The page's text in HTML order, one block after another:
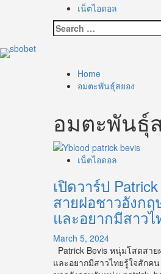
เน็ตไอดอล
Search
for:
Home
อมตะพันธุ์สยอง
อมตะพันธุ์
เน็ตไอดอล
เปิดวาร์ป
สายฝอชาวอังก
และอยากมีสาว
March 5, 2024
Patrick Bevis หนุ่มโสดสาย
และอยากมีสาวไทยรู้ใจสักค